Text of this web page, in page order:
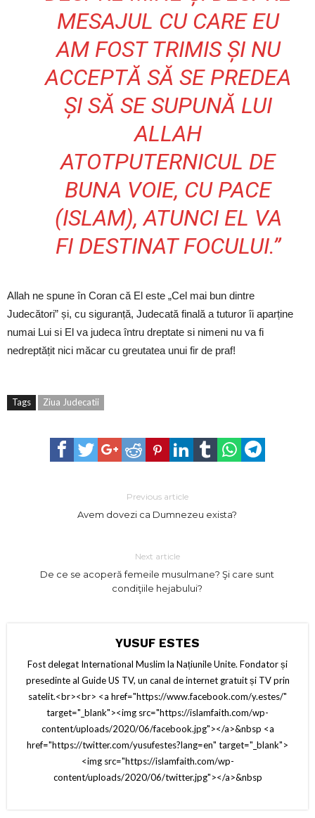
MESAJUL CU CARE EU
AM FOST TRIMIS ȘI NU
ACCEPTĂ SĂ SE PREDEA
ȘI SĂ SE SUPUNĂ LUI
ALLAH
ATOTPUTERNICUL DE
BUNA VOIE, CU PACE
(ISLAM), ATUNCI EL VA
FI DESTINAT FOCULUI.”
Allah ne spune în Coran că El este „Cel mai bun dintre
Judecători” și, cu siguranță, Judecată finală a tuturor îi aparține
numai Lui si El va judeca întru dreptate si nimeni nu va fi
nedreptățit nici măcar cu greutatea unui fir de praf!
Tags Ziua Judecatii
Previous article
Avem dovezi ca Dumnezeu exista?
Next article
De ce se acoperă femeile musulmane? Şi care sunt
condiţiile hejabului?
YUSUF ESTES
Fost delegat International Muslim la Națiunile Unite. Fondator și
presedinte al Guide US TV, un canal de internet gratuit și TV prin
satelit.<br><br> <a href="https://www.facebook.com/y.estes/"
target="_blank"><img src="https://islamfaith.com/wp-
content/uploads/2020/06/facebook.jpg"></a>&nbsp <a
href="https://twitter.com/yusufestes?lang=en" target="_blank">
<img src="https://islamfaith.com/wp-
content/uploads/2020/06/twitter.jpg"></a>&nbsp